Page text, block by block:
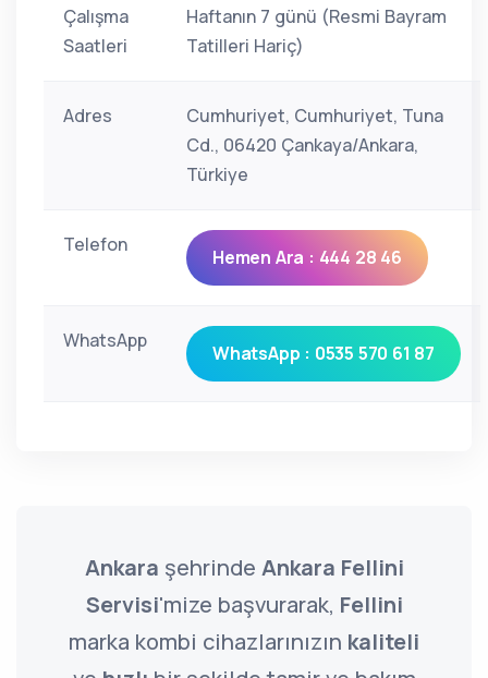
Çalışma
Saatleri
Haftanın 7 günü (Resmi Bayram
Tatilleri Hariç)
Adres
Cumhuriyet, Cumhuriyet, Tuna
Cd., 06420 Çankaya/Ankara,
Türkiye
Telefon
Hemen Ara : 444 28 46
WhatsApp
WhatsApp : 0535 570 61 87
Ankara şehrinde Ankara Fellini
Servisi'mize başvurarak, Fellini
marka kombi cihazlarınızın kaliteli